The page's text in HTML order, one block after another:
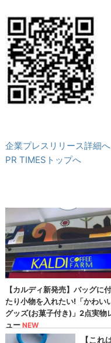
企業プレスリリース詳細へ
PR TIMESトップへ